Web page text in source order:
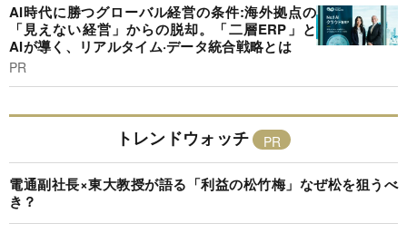
AI時代に勝つグローバル経営の条件:海外拠点の
「見えない経営」からの脱却。「二層ERP」と
AIが導く、リアルタイム·データ統合戦略とは
PR
トレンドウォッチ
電通副社長×東大教授が語る「利益の松竹梅」なぜ松を狙うべ
き？